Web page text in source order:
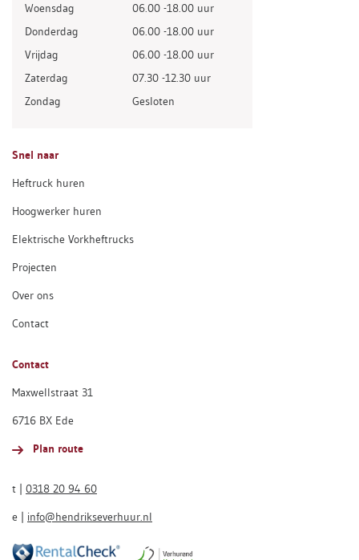
Woensdag
06.00 -18.00 uur
Donderdag
06.00 -18.00 uur
Vrijdag
06.00 -18.00 uur
Zaterdag
07.30 -12.30 uur
Zondag
Gesloten
Snel naar
Heftruck huren
Hoogwerker huren
Elektrische Vorkheftrucks
Projecten
Over ons
Contact
Contact
Maxwellstraat 31
6716 BX Ede
Plan route
t | 0318 20 94 60
e | info@hendrikseverhuur.nl